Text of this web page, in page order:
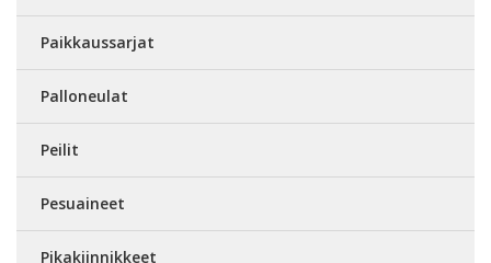
Paikkaussarjat
Palloneulat
Peilit
Pesuaineet
Pikakiinnikkeet